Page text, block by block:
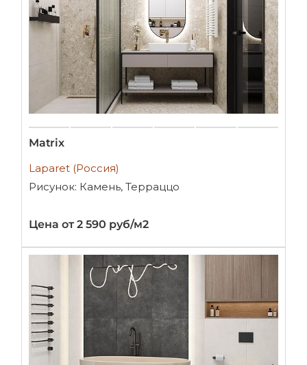
Matrix
Laparet (Россия)
Рисунок: Камень, Терраццо
Цена от 2 590 руб/м2